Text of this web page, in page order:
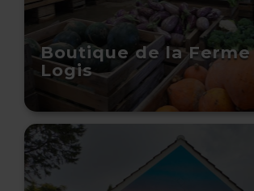
Boutique de la
Logis